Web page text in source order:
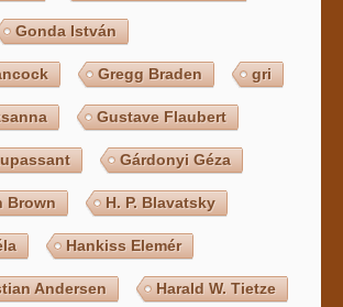
Gonda István
Gregg Braden gri
Gustave Flaubert
Gárdonyi Géza
Brown H. P. Blavatsky
Hankiss Elemér
Andersen Harald W. Tietze